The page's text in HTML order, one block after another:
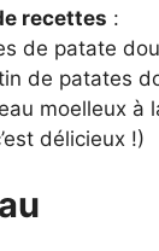
recettes :
de patate
de patates
moelleux à
délicieux !)